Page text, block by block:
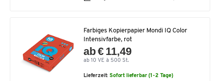
Farbiges Kopierpapier Mondi IQ Color
Intensivfarbe, rot
ab € 11,49
ab 10 VE à 500 St.
Lieferzeit:Sofort lieferbar (1-2 Tage)